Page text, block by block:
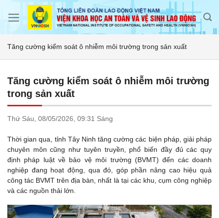
Tăng cường kiểm soát ô nhiễm môi trường trong sản xuất
Tăng cường kiểm soát ô nhiễm môi trường
trong sản xuất
Thứ Sáu, 08/05/2026, 09:31 Sáng
Thời gian qua, tỉnh Tây Ninh tăng cường các biện pháp, giải pháp
chuyên môn cũng như tuyên truyền, phổ biến đầy đủ các quy
định pháp luật về bảo vệ môi trường (BVMT) đến các doanh
nghiệp đang hoạt động, qua đó, góp phần nâng cao hiệu quả
công tác BVMT trên địa bàn, nhất là tại các khu, cụm công nghiệp
và các nguồn thải lớn.